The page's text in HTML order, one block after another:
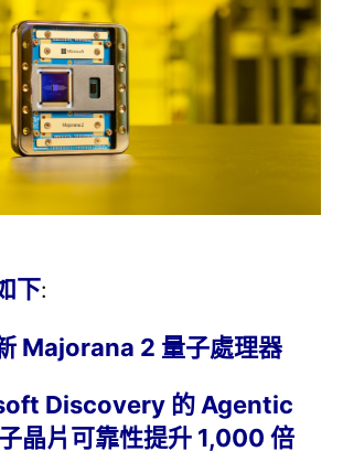
下:
Majorana 2 量子處理器
Discovery 的 Agentic
晶片可靠性提升 1,000 倍